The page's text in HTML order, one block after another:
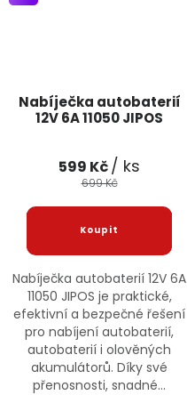
Nabíječka autobaterií
12V 6A 11050 JIPOS
599 Kč/ ks
699 Kč
Nabíječka autobaterií 12V 6A
11050 JIPOS je praktické,
efektivní a bezpečné řešení
pro nabíjení autobaterií,
autobaterií i olověných
akumulátorů. Díky své
přenosnosti, snadné...